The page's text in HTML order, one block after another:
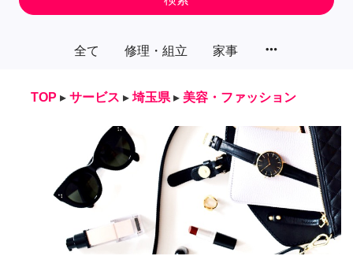
全て 修理・組立 家事 more_horiz
TOP ▸ サービス ▸ 埼玉県 ▸ 美容・ファッション